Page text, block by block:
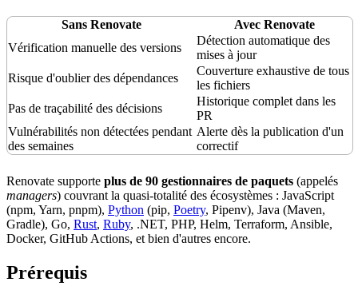
Sans Renovate
Avec Renovate
Vérification manuelle des versions
Détection automatique des
mises à jour
Risque d'oublier des dépendances
Couverture exhaustive de tous
les fichiers
Pas de traçabilité des décisions
Historique complet dans les
PR
Vulnérabilités non détectées pendant
des semaines
Alerte dès la publication d'un
correctif
Renovate supporte plus de 90 gestionnaires de paquets (appelés
managers) couvrant la quasi-totalité des écosystèmes : JavaScript
(npm, Yarn, pnpm), Python (pip, Poetry, Pipenv), Java (Maven,
Gradle), Go, Rust, Ruby, .NET, PHP, Helm, Terraform, Ansible,
Docker, GitHub Actions, et bien d'autres encore.
Prérequis